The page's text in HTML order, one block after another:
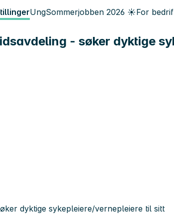
UngSommerjobben 2026 ☀️For
- søker dyktige
dyktige sykepleiere/vernepleiere til sitt